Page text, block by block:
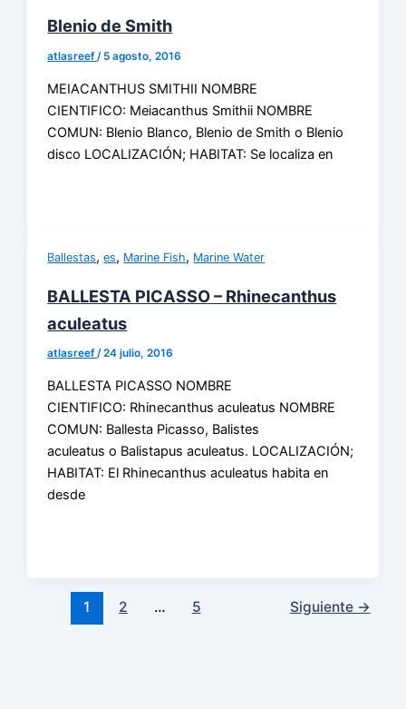
Blenio de Smith
atlasreef/ 5 agosto, 2016
MEIACANTHUS SMITHII NOMBRE
CIENTIFICO: Meiacanthus Smithii NOMBRE
COMUN: Blenio Blanco, Blenio de Smith o Blenio
disco LOCALIZACIÓN; HABITAT: Se localiza en
Ballestas,es, Marine Fish, Marine Water
BALLESTA PICASSO – Rhinecanthus
aculeatus
atlasreef/24 julio, 2016
BALLESTA PICASSO NOMBRE
CIENTIFICO: Rhinecanthus aculeatus NOMBRE
COMUN: Ballesta Picasso, Balistes
aculeatus o Balistapus aculeatus. LOCALIZACIÓN;
HABITAT: El Rhinecanthus aculeatus habita en
desde
1 2 … 5 Siguiente →